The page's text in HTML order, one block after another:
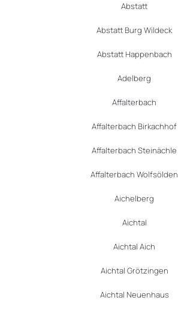
Abstatt
Abstatt Burg Wildeck
Abstatt Happenbach
Adelberg
Affalterbach
Affalterbach Birkachhof
Affalterbach Steinächle
Affalterbach Wolfsölden
Aichelberg
Aichtal
Aichtal Aich
Aichtal Grötzingen
Aichtal Neuenhaus